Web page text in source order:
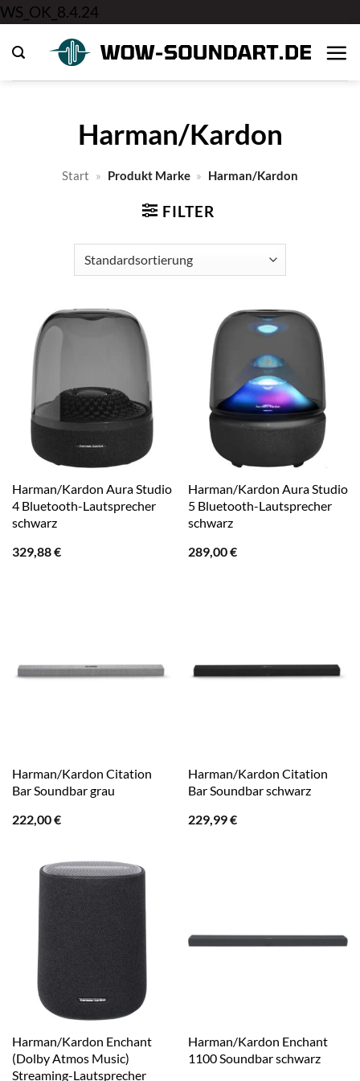
WS_OK_8.4.24
springen
Harman/Kardon
Start » Produkt Marke » Harman/Kardon
FILTER
Harman/Kardon Aura Studio
4 Bluetooth-Lautsprecher
schwarz
329,88€
Harman/Kardon Aura Studio
5 Bluetooth-Lautsprecher
schwarz
289,00€
Harman/Kardon Citation
Bar Soundbar grau
222,00€
Harman/Kardon Citation
Bar Soundbar schwarz
229,99€
Harman/Kardon Enchant
(Dolby Atmos Music)
Streaming-Lautsprecher
Harman/Kardon Enchant
1100 Soundbar schwarz